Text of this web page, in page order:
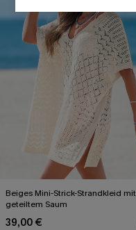
Beiges Mini-Strick-Strandkleid mit
geteiltem Saum
39,00 €